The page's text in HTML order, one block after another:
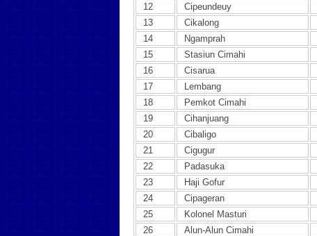
12
Cipeundeuy
13
Cikalong
14
Ngamprah
15
Stasiun Cimahi
16
Cisarua
17
Lembang
18
Pemkot Cimahi
19
Cihanjuang
20
Cibaligo
21
Cigugur
22
Padasuka
23
Haji Gofur
24
Cipageran
25
Kolonel Masturi
26
Alun-Alun Cimahi